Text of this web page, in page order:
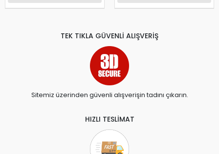
TEK TIKLA GÜVENLİ ALIŞVERİŞ
Sitemiz üzerinden güvenli alışverişin tadını çıkarın.
HIZLI TESLİMAT